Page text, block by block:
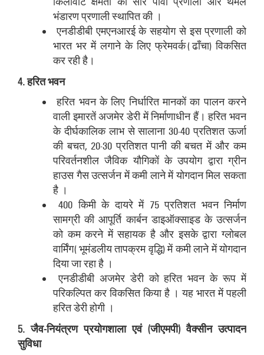
भंडारण प्रणाली स्थापित की ।
एनडीडीबी एमएनआरई के सहयोग से इस प्रणाली को
भारत भर में लगाने के लिए फ्रेमवर्क (ढाँचा) विकसित
कर रही है।
4. हरित भवन
हरित भवन के लिए निर्धारित मानकों का पालन करने
वाली इमारतें अजमेर डेरी में निर्माणाधीन हैं। हरित भवन
के दीर्घकालिक लाभ से सालाना 30-40 प्रतिशत ऊर्जा
की बचत, 20-30 प्रतिशत पानी की बचत में और कम
परिवर्तनशील जैविक यौगिकों के उपयोग द्वारा ग्रीन
हाउस गैस उत्‍सर्जन में कमी लाने में योगदान मिल सकता
है ।
400 किमी के दायरे में 75 प्रतिशत भवन निर्माण
सामग्री की आपूर्ति कार्बन डाइऑक्‍साइड के उत्‍सर्जन
को कम करने में सहायक है और इसके द्वारा ग्‍लोबल
वार्मिंग (भूमंडलीय तापक्रम वृद्धि) में कमी लाने में योगदान
दिया जा रहा है ।
एनडीडीबी अजमेर डेरी को हरित भवन के रूप में
परिकल्पित कर विकसित किया है । यह भारत में पहली
हरित डेरी होगी ।
5. जैव-नियंत्रण प्रयोगशाला एवं (जीएमपी) वैक्सीन उत्पादन
सुविधा